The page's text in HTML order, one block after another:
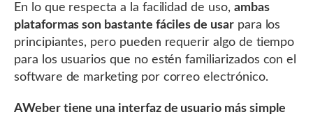
En lo que respecta a la facilidad de uso, ambas
plataformas son bastante fáciles de usarpara los
principiantes, pero pueden requerir algo de tiempo
para los usuarios que no estén familiarizados con el
software de marketing por correo electrónico.
AWeber tiene una interfaz de usuario más simple